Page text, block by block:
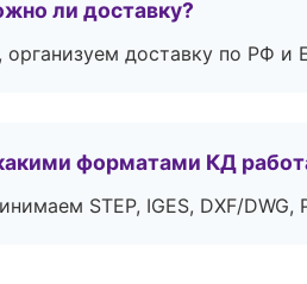
ли доставку?
организуем доставку по РФ и
форматами КД
STEP, IGES, DXF/